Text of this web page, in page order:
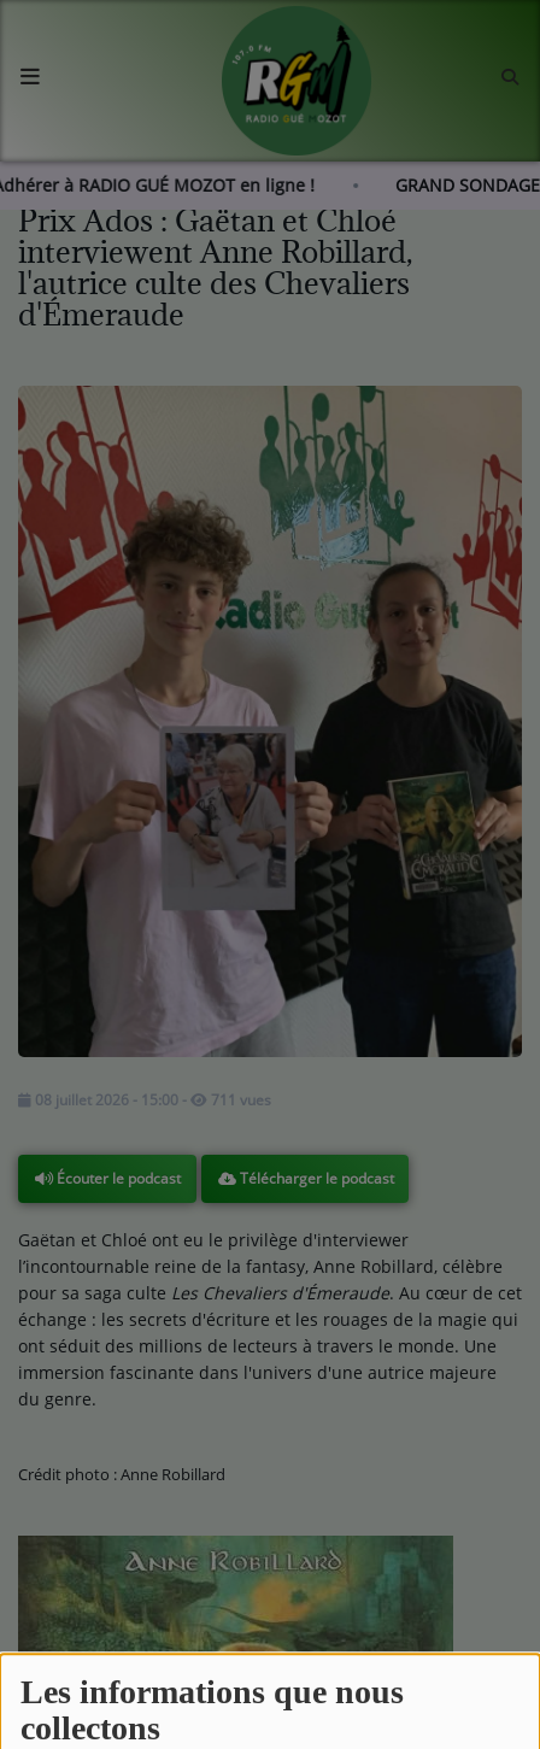
Les informations que nous
collectons
Adhérer à RADIO GUÉ MOZOT en ligne ! GRAND
Agenda
Les actus de RGM
L'histoire de RGM
Emissions
Equipes
Médias
Podcasts
Participez
Dédicaces
Jeux Concours
Contact
Prix Ados : Gaëtan et Chloé
interviewent Anne Robillard,
l'autrice culte des Chevaliers
d'Émeraude
08 juillet 2026 - 15:00 - 711 vues
Écouter le podcast Télécharger le podcast
Gaëtan et Chloé ont eu le privilège d'interviewer
l’incontournable reine de la fantasy, Anne Robillard, célèbre
pour sa saga culte Les Chevaliers d'Émeraude. Au cœur de cet
échange : les secrets d'écriture et les rouages de la magie qui
ont séduit des millions de lecteurs à travers le monde. Une
immersion fascinante dans l'univers d'une autrice majeure
du genre.
Crédit photo :Anne Robillard